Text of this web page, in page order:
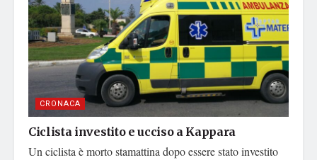
CRONACA
Ciclista investito e ucciso a Kappara
Un ciclista è morto stamattina dopo essere stato investito